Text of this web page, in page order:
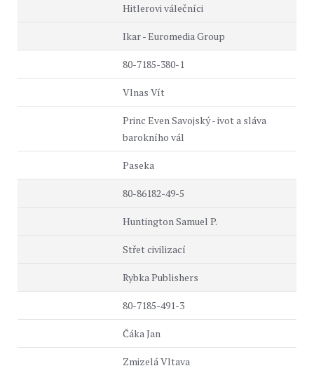
Hitlerovi válečníci
Ikar - Euromedia Group
80-7185-380-1
Vlnas Vít
Princ Even Savojský - ivot a sláva
barokního vál
Paseka
80-86182-49-5
Huntington Samuel P.
Střet civilizací
Rybka Publishers
80-7185-491-3
Čáka Jan
Zmizelá Vltava